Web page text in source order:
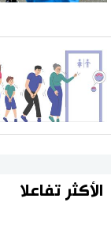
الأكثر تفاعلا